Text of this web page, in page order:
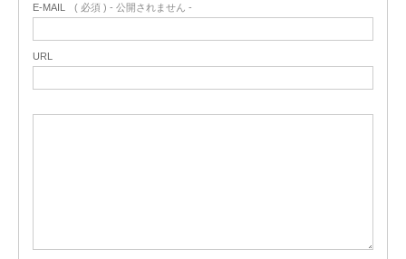
E-MAIL ( 必須 ) - 公開されません -
URL